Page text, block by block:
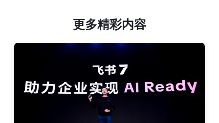
更多精彩内容